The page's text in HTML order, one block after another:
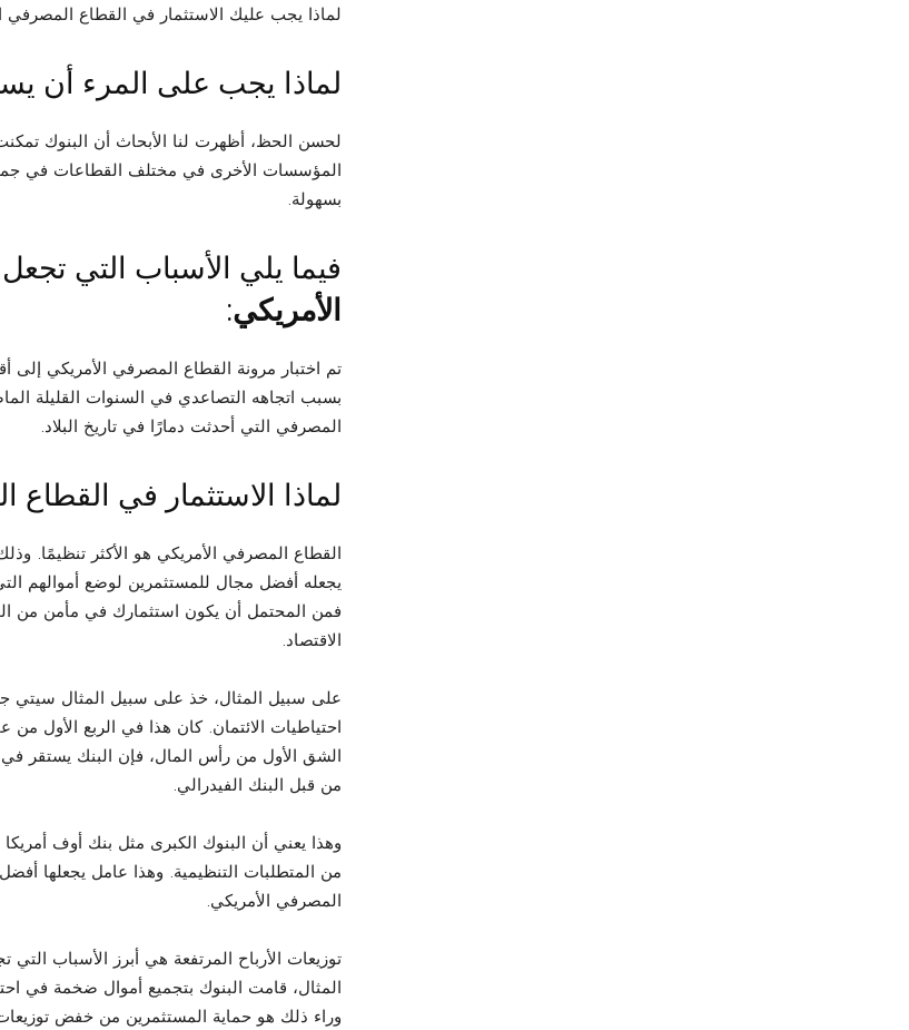
لماذا يجب عليك الاستثمار في القطاع المصرفي
لماذا يجب على المرء أن
لحسن الحظ، أظهرت لنا الأبحاث أن البنوك
المؤسسات الأخرى في مختلف القطاعات في جميع
بسهولة.
فيما يلي الأسباب التي
الأمريكي:
تم اختبار مرونة القطاع المصرفي الأمريكي
بسبب اتجاهه التصاعدي في السنوات القليلة
المصرفي التي أحدثت دمارًا في تاريخ البلاد.
لماذا الاستثمار في
القطاع المصرفي الأمريكي هو الأكثر تنظيمًا.
يجعله أفضل مجال للمستثمرين لوضع أموالهم
فمن المحتمل أن يكون استثمارك في مأمن من
الاقتصاد.
الشق الأول من رأس المال، فإن البنك يستقر
من قبل البنك الفيدرالي.
وهذا يعني أن البنوك الكبرى مثل بنك أوف
من المتطلبات التنظيمية. وهذا عامل يجعلها
المصرفي الأمريكي.
توزيعات الأرباح المرتفعة هي أبرز الأسباب
المثال، قامت البنوك بتجميع أموال ضخمة في
وراء ذلك هو حماية المستثمرين من خفض توزيعات